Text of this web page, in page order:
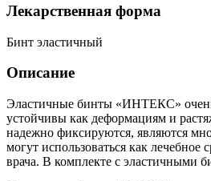
Лекарственная форма
Бинт эластичный
Описание
Эластичные бинты «ИНТЕКС»
устойчивы как деформациям и
надежно фиксируются, являются
могут использоваться как лечебное
врача. В комплекте с эластичными